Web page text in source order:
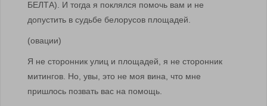
БЕЛТА). И тогда я поклялся помочь вам и не
допустить в судьбе белорусов площадей.
(овации)
Я не сторонник улиц и площадей, я не сторонник
митингов. Но, увы, это не моя вина, что мне
пришлось позвать вас на помощь.